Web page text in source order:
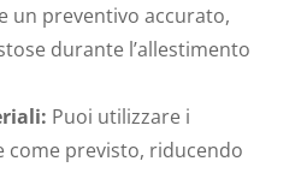
un preventivo accurato,
durante l’allestimento
Puoi utilizzare i
come previsto, riducendo